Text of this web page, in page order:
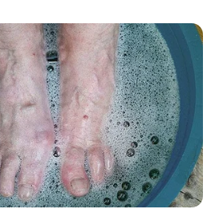
Twitter informó que seguirá los
Nacional, motivo por el que
de queda y ley seca todos los
la noche hasta las 5:00 a.m.
escolar en Bucaramanga
el 19 de abril